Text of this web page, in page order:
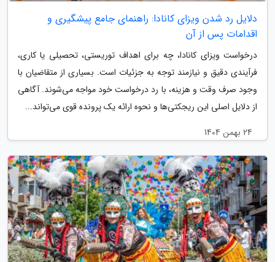
دلایل رد شدن ویزای کانادا: راهنمای جامع پیشگیری و
اقدامات پس از آن
درخواست ویزای کانادا، چه برای اهداف توریستی، تحصیلی یا کاری،
فرآیندی دقیق و نیازمند توجه به جزئیات است. بسیاری از متقاضیان با
وجود صرف وقت و هزینه، با رد درخواست خود مواجه می‌شوند. آگاهی
از دلایل اصلی این ریجکتی‌ها و نحوه ارائه یک پرونده قوی می‌تواند...
24 بهمن 1404